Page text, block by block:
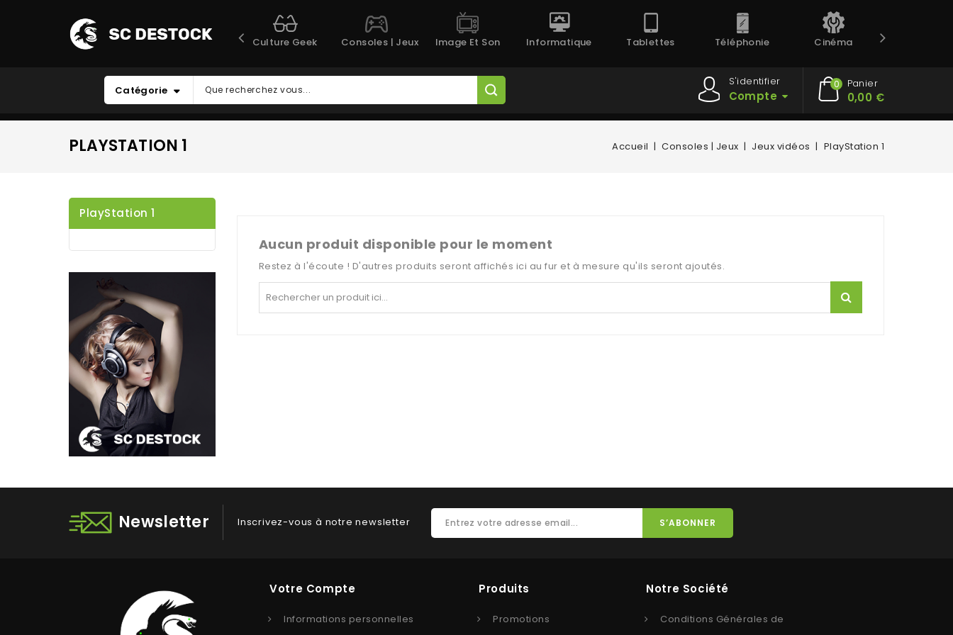
Culture Geek Consoles | Jeux Image Et Son Informatique Tablettes Téléphonie Cinéma
Panier
0,00 €
0
S'identifier
Compte
Catégorie
PLAYSTATION 1 Accueil Consoles | Jeux Jeux vidéos PlayStation 1
PlayStation 1
Aucun produit disponible pour le moment
Restez à l'écoute ! D'autres produits seront affichés ici au fur et à mesure qu'ils seront ajoutés.
Newsletter Inscrivez-vous à notre newsletter
Votre Compte
Informations personnelles
Produits
Promotions
Notre Société
Conditions Générales de